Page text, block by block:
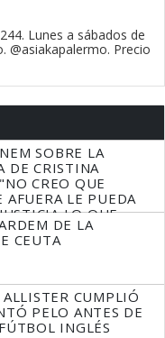
Lunes a sábados de
@asiakapalermo. Precio
SOBRE LA
DE CRISTINA
CREO QUE
AFUERA LE PUEDA
LO QUE
DE LA
CEUTA
ALLISTER CUMPLIÓ
PELO ANTES DE
INGLÉS